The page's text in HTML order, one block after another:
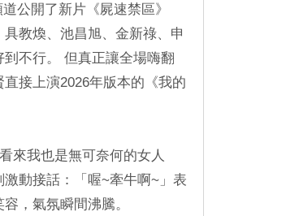
公開了新片《屍速禁區》
教煥、池昌旭、金新祿、申
不行。 但真正讓全場嗨翻
接上演2026年版本的《我的
來我也是無可奈何的女人
動接話：「喔~牽牛啊~」表
，氣氛瞬間沸騰。